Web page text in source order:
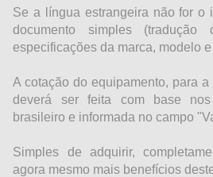
Se a língua estrangeira não for o
documento simples
especificações da marca, modelo
A cotação do equipamento, para
deverá ser feita com base
brasileiro e informada no campo
Simples de adquirir,
agora mesmo mais benefícios